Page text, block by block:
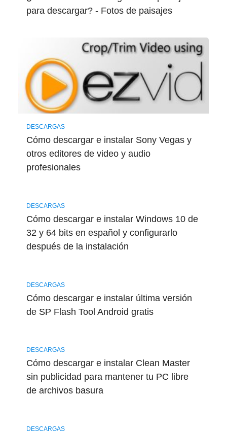
para descargar? - Fotos de paisajes
DESCARGAS
Cómo descargar e instalar Sony Vegas y
otros editores de video y audio
profesionales
DESCARGAS
Cómo descargar e instalar Windows 10 de
32 y 64 bits en español y configurarlo
después de la instalación
DESCARGAS
Cómo descargar e instalar última versión
de SP Flash Tool Android gratis
DESCARGAS
Cómo descargar e instalar Clean Master
sin publicidad para mantener tu PC libre
de archivos basura
DESCARGAS